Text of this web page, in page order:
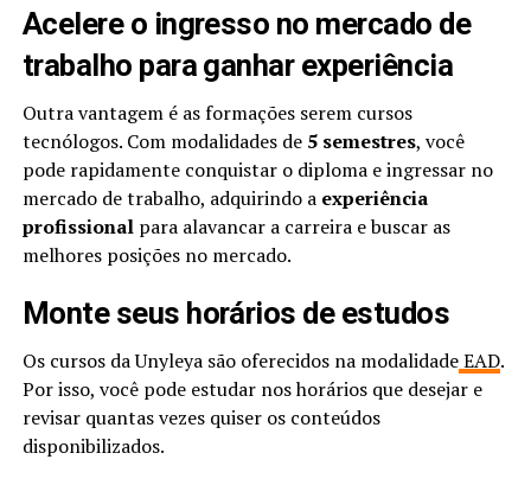
Acelere o ingresso no mercado de
trabalho para ganhar experiência
Outra vantagem é as formações serem cursos
tecnólogos. Com modalidades de 5 semestres, você
pode rapidamente conquistar o diploma e ingressar no
mercado de trabalho, adquirindo a experiência
profissionalpara alavancar a carreira e buscar as
melhores posições no mercado.
Monte seus horários de estudos
Os cursos da Unyleya são oferecidos na modalidadeEAD.
Por isso, você pode estudar nos horários que desejar e
revisar quantas vezes quiser os conteúdos
disponibilizados.